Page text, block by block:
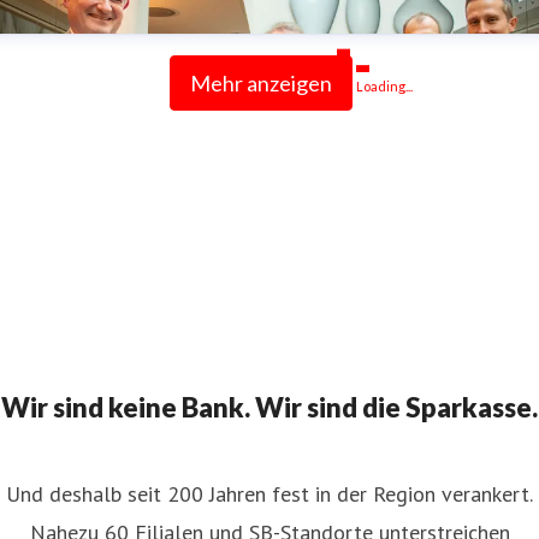
Mehr anzeigen Loading...
Wir sind keine Bank. Wir sind die Sparkasse.
Und deshalb seit 200 Jahren fest in der Region verankert.
Nahezu 60 Filialen und SB-Standorte unterstreichen